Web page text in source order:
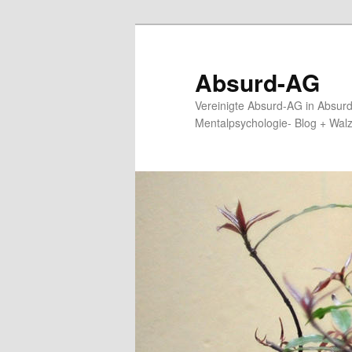
Absurd-AG
Vereinigte Absurd-AG in
Mentalpsychologie- Blog +